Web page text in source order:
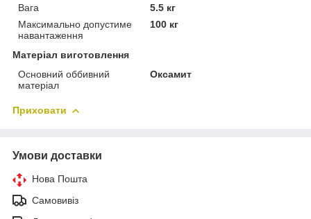
Вага
5.5 кг
Максимально допустиме
навантаження
100 кг
Матеріал виготовлення
Основний оббивний
матеріал
Оксамит
Приховати
Умови доставки
Нова Пошта
Самовивіз